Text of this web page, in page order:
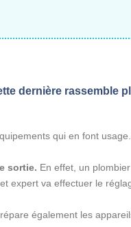
dernière rassemble
qui en font
sortie. En effet, un
expert va effectuer le
également les